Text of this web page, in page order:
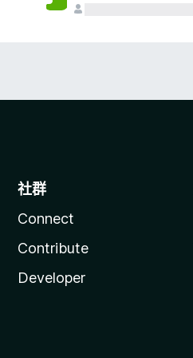
社群
Connect
Contribute
Developer